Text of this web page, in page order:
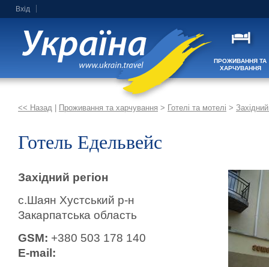
Вхід
ПРОЖИВАННЯ ТА
ХАРЧУВАННЯ
<< Назад Проживання та харчування > Готелі та мотелі > Західний
Готель Едельвейс
Західний регіон
с.Шаян Хустський р-н
Закарпатська область
GSM: +380 503 178 140
E-mail: